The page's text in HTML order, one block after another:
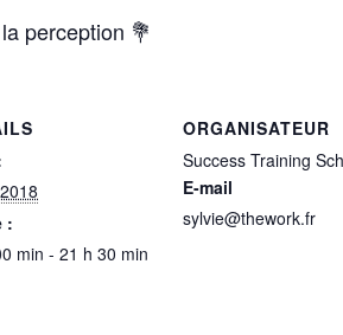
perception 💐
:
min - 21 h 30 min
ORGANISATEUR
Success Training
E-mail
sylvie@thework.fr